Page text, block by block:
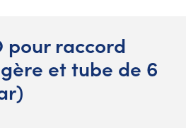
pour raccord
et tube de 6